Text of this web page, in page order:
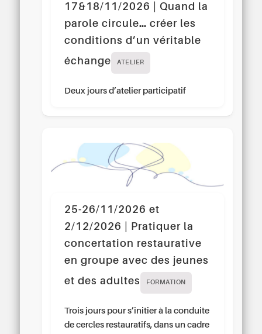
17&18/11/2026 | Quand la
parole circule… créer les
conditions d’un véritable
échange
ATELIER
Deux jours d’atelier participatif
25-26/11/2026 et
2/12/2026 | Pratiquer la
concertation restaurative
en groupe avec des jeunes
et des adultes
FORMATION
Trois jours pour s’initier à la conduite
de cercles restauratifs, dans un cadre